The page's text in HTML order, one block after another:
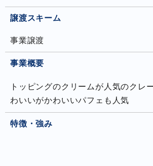
譲渡スキーム
事業譲渡
事業概要
トッピングのクリームが人気のクレ
わいいがかわいいパフェも人気
特徴・強み